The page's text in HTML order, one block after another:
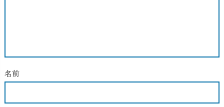
名前